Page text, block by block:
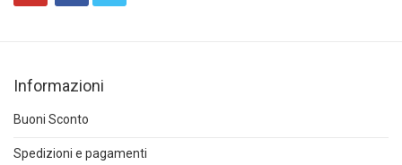
Informazioni
Buoni Sconto
Spedizioni e pagamenti